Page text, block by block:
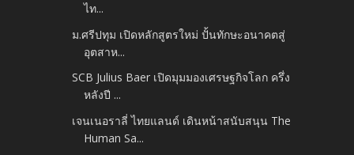
ไท...
ม.ศรีปทุม เปิดหลักสูตรใหม่ ปั้นทักษะอนาคตสู่
อุตสาห...
SCB Julius Baer เปิดมุมมองเศรษฐกิจโลก ครึ่ง
หลังปี ...
เจนเนอราลี่ ไทยแลนด์ เดินหน้าสนับสนุน The
Human Sa...